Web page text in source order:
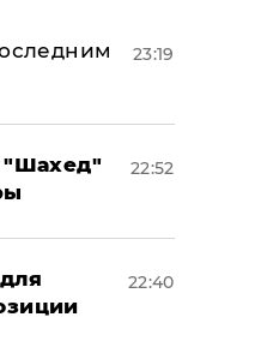
23:19
"Шахед"
22:52
22:40